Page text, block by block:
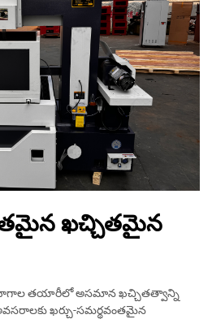
ఖచ్చితమైన
భాగాల తయారీలో అసమాన ఖచ్చితత్వాన్ని
ఖర్చు-సమర్థవంతమైన